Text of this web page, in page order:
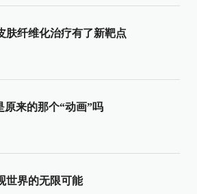
肤纤维化治疗有了新靶点
来的那个“动画”吗
世界的无限可能